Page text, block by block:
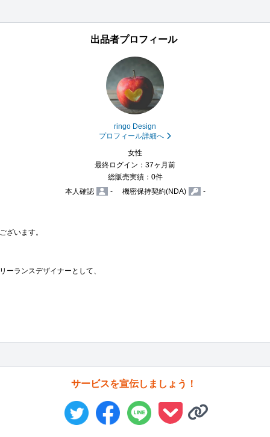
出品者プロフィール
ringo Design
プロフィール詳細へ
女性
最終ログイン：37ヶ月前
総販売実績：0件
本人確認
- 機密保持契約(NDA) -
ざいます。
ーランスデザイナーとして、
サービスを宣伝しましょう！